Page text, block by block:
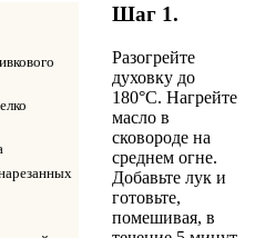
Шаг 1.
Разогрейте
духовку до
180°С. Нагрейте
масло в
сковороде на
среднем огне.
Добавьте лук и
готовьте,
помешивая, в